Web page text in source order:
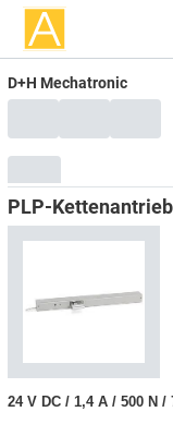
D+H Mechatronic
PLP-
24 V DC / 1,4 A / 500 N /